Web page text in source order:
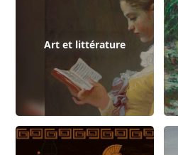
Art et littérature